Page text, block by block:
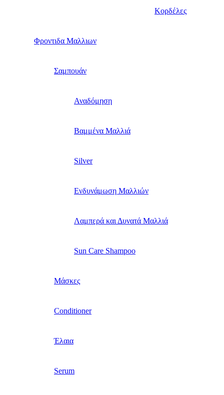
Κορδέλες
Φροντιδα Μαλλιων
Σαμπουάν
Αναδόμηση
Βαμμένα Μαλλιά
Silver
Ενδυνάμωση Μαλλιών
Λαμπερά και Δυνατά Μαλλιά
Sun Care Shampoo
Μάσκες
Conditioner
Έλαια
Serum